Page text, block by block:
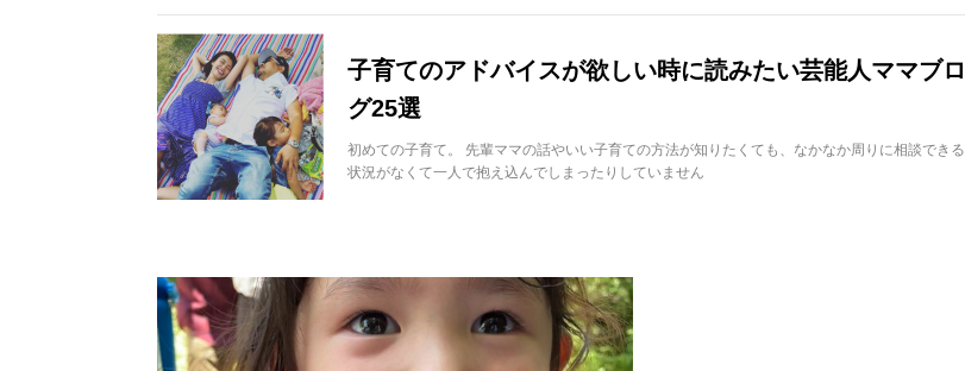
子育てのアドバイスが欲しい時に読みたい芸能人ママブロ
グ25選
初めての子育て。 先輩ママの話やいい子育ての方法が知りたくても、なかなか周りに相談できる
状況がなくて一人で抱え込んでしまったりしていません